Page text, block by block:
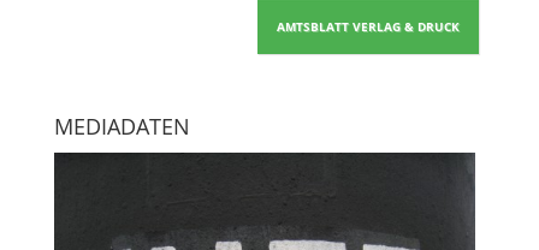
AMTSBLATT VERLAG & DRUCK
MEDIADATEN